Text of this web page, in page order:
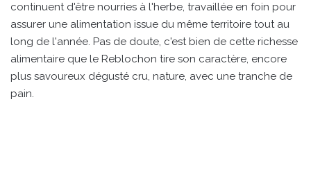
continuent d'être nourries à l'herbe, travaillée en foin pour
assurer une alimentation issue du même territoire tout au
long de l'année. Pas de doute, c'est bien de cette richesse
alimentaire que le Reblochon tire son caractère, encore
plus savoureux dégusté cru, nature, avec une tranche de
pain.